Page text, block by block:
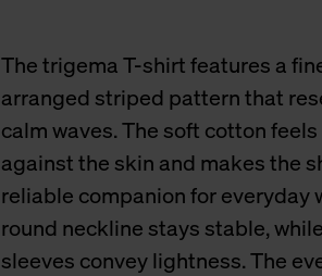
The trigema T-shirt features a
arranged striped pattern that
calm waves. The soft cotton
against the skin and makes the
reliable companion for everyday
round neckline stays stable,
sleeves convey lightness. The